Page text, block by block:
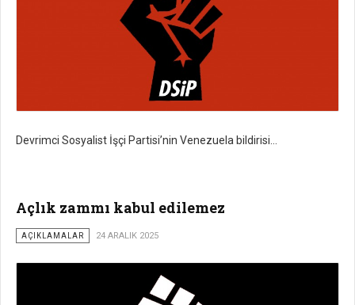
Devrimci Sosyalist İşçi Partisi’nin Venezuela bildirisi…
Açlık zammı kabul edilemez
AÇIKLAMALAR 24 ARALIK 2025